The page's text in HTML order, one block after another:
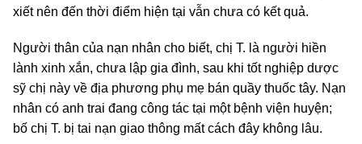
xiết nên đến thời điểm hiện tại vẫn chưa có kết quả.
Người thân của nạn nhân cho biết, chị T. là người hiền
lành xinh xắn, chưa lập gia đình, sau khi tốt nghiệp dược
sỹ chị này về địa phương phụ mẹ bán quầy thuốc tây. Nạn
nhân có anh trai đang công tác tại một bệnh viện huyện;
bố chị T. bị tai nạn giao thông mất cách đây không lâu.